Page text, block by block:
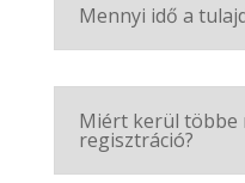
Mennyi idő a
Miért kerül többe
regisztráció?